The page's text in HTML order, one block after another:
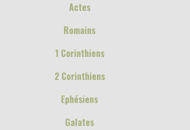
Actes
Romains
1 Corinthiens
2 Corinthiens
Ephésiens
Galates